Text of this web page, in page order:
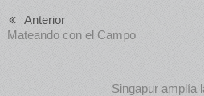
Anterior
Mateando con el Campo
Singapur amplía